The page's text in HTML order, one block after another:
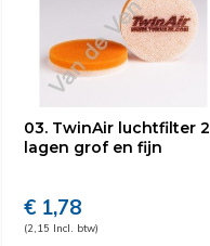
03. TwinAir luchtfilter 2
lagen grof en fijn
€ 1,78
(2,15 Incl. btw)